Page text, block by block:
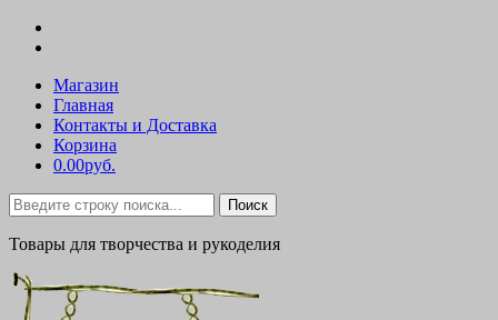
Магазин
Главная
Контакты и Доставка
Корзина
0.00руб.
Поиск
Товары для творчества и рукоделия